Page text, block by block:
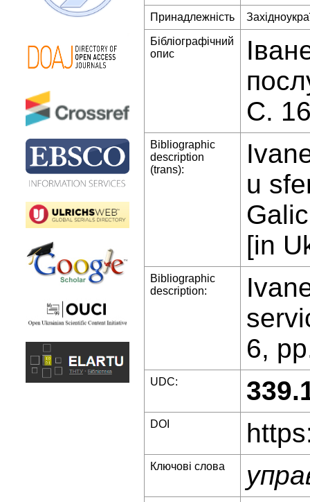
Принадлежність
Бібліографічний
опис
С.
Bibliographic
description
(trans):
u
[in
Bibliographic
description:
6,
UDC:
DOI
Ключові слова